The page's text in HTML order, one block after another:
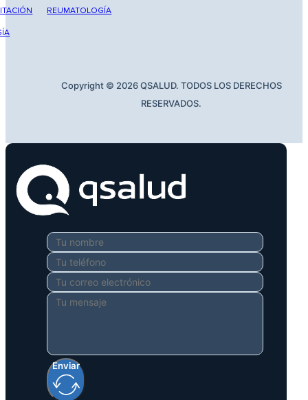
REUMATOLOGÍA
Copyright © 2026 QSALUD. TODOS LOS DERECHOS
RESERVADOS.
Enviar